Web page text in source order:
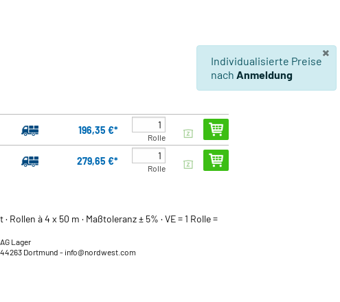
196,35 €*
Rolle
279,65 €*
Rolle
Rollen à 4 x 50 m · Maßtoleranz ± 5% · VE = 1 Rolle =
Lager
Dortmund - info@nordwest.com
×
Individualisierte Preise
nach Anmeldung